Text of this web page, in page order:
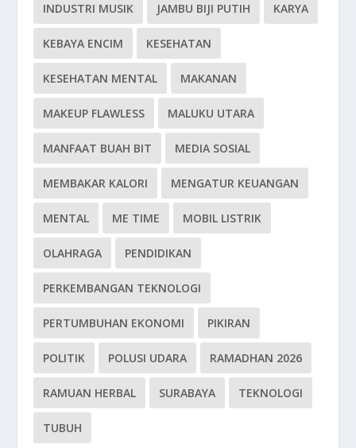
INDUSTRI MUSIK JAMBU BIJI PUTIH KARYA
KEBAYA ENCIM KESEHATAN
KESEHATAN MENTAL MAKANAN
MAKEUP FLAWLESS MALUKU UTARA
MANFAAT BUAH BIT MEDIA SOSIAL
MEMBAKAR KALORI MENGATUR KEUANGAN
MENTAL ME TIME MOBIL LISTRIK
OLAHRAGA PENDIDIKAN
PERKEMBANGAN TEKNOLOGI
PERTUMBUHAN EKONOMI PIKIRAN
POLITIK POLUSI UDARA RAMADHAN 2026
RAMUAN HERBAL SURABAYA TEKNOLOGI
TUBUH